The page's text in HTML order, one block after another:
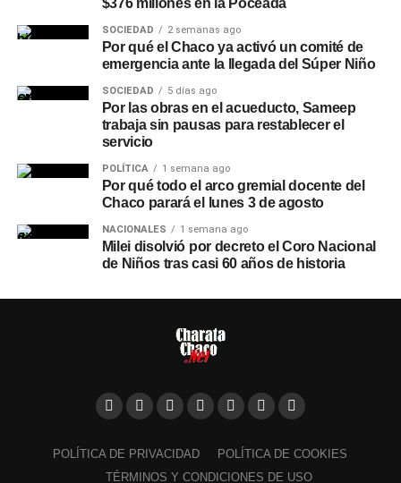
$376 millones en la Poceada
SOCIEDAD 2 semanas ago
Por qué el Chaco ya activó un comité de
emergencia ante la llegada del Súper Niño
SOCIEDAD 5 días ago
Por las obras en el acueducto, Sameep
trabaja sin pausas para restablecer el
servicio
POLÍTICA 1 semana ago
Por qué todo el arco gremial docente del
Chaco parará el lunes 3 de agosto
NACIONALES 1 semana ago
Milei disolvió por decreto el Coro Nacional
de Niños tras casi 60 años de historia
POLÍTICA DE PRIVACIDAD
POLÍTICA DE COOKIES
TÉRMINOS Y CONDICIONES DE USO